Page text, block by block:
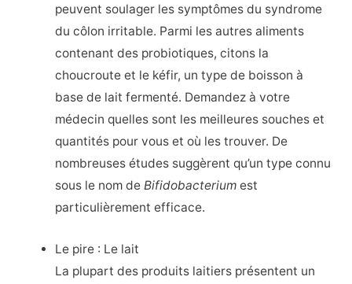
peuvent soulager les symptômes du syndrome
du côlon irritable. Parmi les autres aliments
contenant des probiotiques, citons la
choucroute et le kéfir, un type de boisson à
base de lait fermenté. Demandez à votre
médecin quelles sont les meilleures souches et
quantités pour vous et où les trouver. De
nombreuses études suggèrent qu’un type connu
sous le nom deBifidobacteriumest
particulièrement efficace.
Le pire : Le lait
La plupart des produits laitiers présentent un